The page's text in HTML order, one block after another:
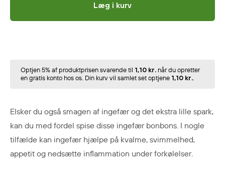
Optjen 5% af produktprisen svarende til 1,10 kr. når du opretter
en gratis konto hos os. Din kurv vil samlet set optjene 1,10 kr..
Elsker du også smagen af ingefær og det ekstra lille spark,
kan du med fordel spise disse ingefær bonbons. I nogle
tilfælde kan ingefær hjælpe på kvalme, svimmelhed,
appetit og nedsætte inflammation under forkølelser.
Læg i kurv